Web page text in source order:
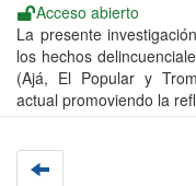
Acceso abierto
La presente
los hechos
(Ajá, El Popular y
actual promoviendo la